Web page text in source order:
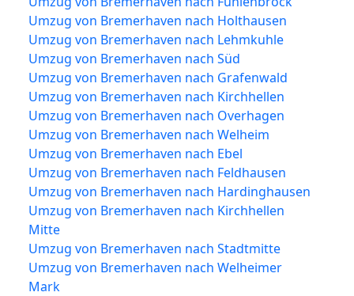
Umzug von Bremerhaven nach Holthausen
Umzug von Bremerhaven nach Lehmkuhle
Umzug von Bremerhaven nach Süd
Umzug von Bremerhaven nach Grafenwald
Umzug von Bremerhaven nach Kirchhellen
Umzug von Bremerhaven nach Overhagen
Umzug von Bremerhaven nach Welheim
Umzug von Bremerhaven nach Ebel
Umzug von Bremerhaven nach Feldhausen
Umzug von Bremerhaven nach Hardinghausen
Umzug von Bremerhaven nach Kirchhellen
Mitte
Umzug von Bremerhaven nach Stadtmitte
Umzug von Bremerhaven nach Welheimer
Mark